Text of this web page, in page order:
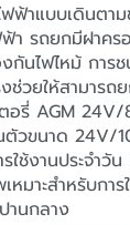
ฟ้าแบบเดินตา
รถยกมีฝาครอ
กันไฟไหม้ การ
ช่วยให้สามารถ
อรี่ AGM
ตัวขนาด 24V/
ใช้งานประจำวั
มาะสำหรับการ
านกลาง